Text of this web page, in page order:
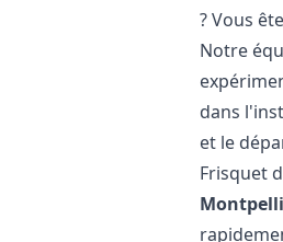
? Vous
Notre
dans
et le
Frisquet